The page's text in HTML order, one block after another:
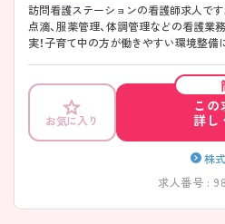
訪問看護ステーションの看護師求人です
点滴、服薬管理、体調管理などの看護業
実！子育て中の方が働きやすい環境整備
す！ ご興味のある方には面接のポイン
しますのでお気軽にご連絡ください。
お気に入り
この
詳し
株
求人番号 :